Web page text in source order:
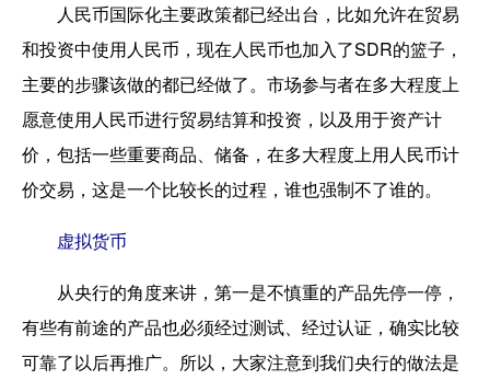
人民币国际化主要政策都已经出台，比如允许在贸易
和投资中使用人民币，现在人民币也加入了SDR的篮子，
主要的步骤该做的都已经做了。市场参与者在多大程度上
愿意使用人民币进行贸易结算和投资，以及用于资产计
价，包括一些重要商品、储备，在多大程度上用人民币计
价交易，这是一个比较长的过程，谁也强制不了谁的。
虚拟货币
从央行的角度来讲，第一是不慎重的产品先停一停，
有些有前途的产品也必须经过测试、经过认证，确实比较
可靠了以后再推广。所以，大家注意到我们央行的做法是